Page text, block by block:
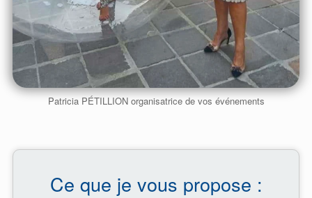
Patricia PÉTILLION organisatrice de vos événements
Ce que je vous propose :